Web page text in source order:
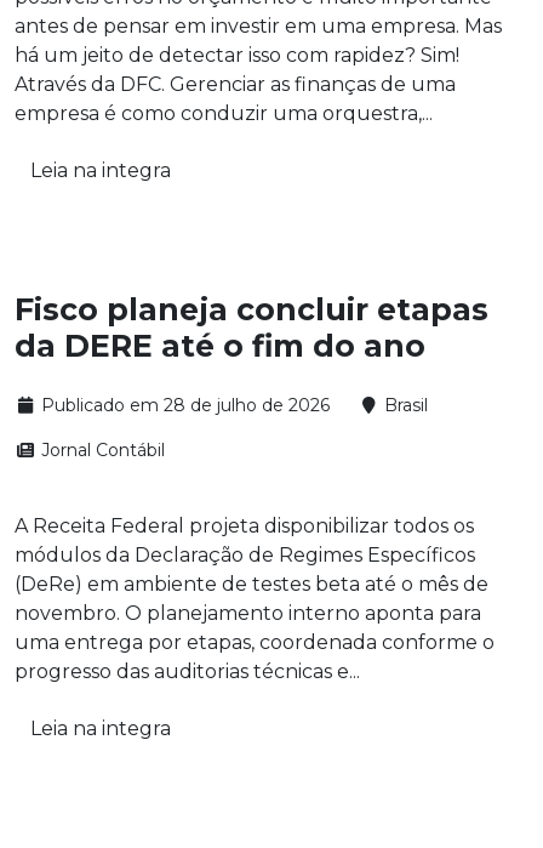
antes de pensar em investir em uma empresa. Mas
há um jeito de detectar isso com rapidez? Sim!
Através da DFC. Gerenciar as finanças de uma
empresa é como conduzir uma orquestra,...
Leia na integra
Fisco planeja concluir etapas
da DERE até o fim do ano
Publicado em 28 de julho de 2026 Brasil
Jornal Contábil
A Receita Federal projeta disponibilizar todos os
módulos da Declaração de Regimes Específicos
(DeRe) em ambiente de testes beta até o mês de
novembro. O planejamento interno aponta para
uma entrega por etapas, coordenada conforme o
progresso das auditorias técnicas e...
Leia na integra